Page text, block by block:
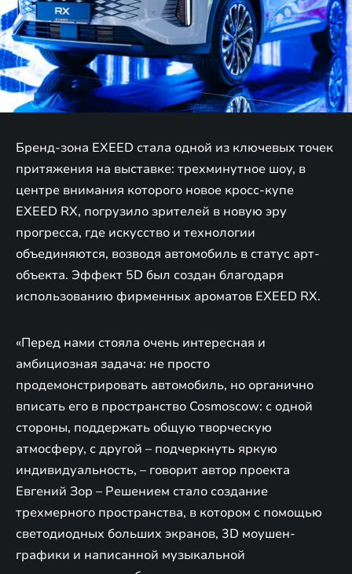
Бренд-зона EXEED стала одной из ключевых точек
притяжения на выставке: трехминутное шоу, в
центре внимания которого новое кросс-купе
EXEED RX, погрузило зрителей в новую эру
прогресса, где искусство и технологии
объединяются, возводя автомобиль в статус арт-
объекта. Эффект 5D был создан благодаря
использованию фирменных ароматов EXEED RX.
«Перед нами стояла очень интересная и
амбициозная задача: не просто
продемонстрировать автомобиль, но органично
вписать его в пространство Cosmoscow: с одной
стороны, поддержать общую творческую
атмосферу, с другой – подчеркнуть яркую
индивидуальность, – говорит автор проекта
Евгений Зор – Решением стало создание
трехмерного пространства, в котором с помощью
светодиодных больших экранов, 3D моушен-
графики и написанной музыкальной